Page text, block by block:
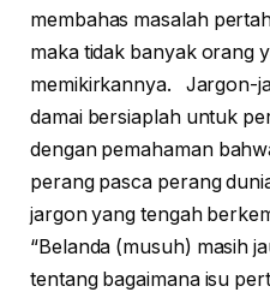
membahas masalah
maka tidak banyak orang
memikirkannya. Jargon-
damai bersiaplah untuk
dengan pemahaman
perang pasca perang
jargon yang tengah
“Belanda (musuh) masih
tentang bagaimana isu